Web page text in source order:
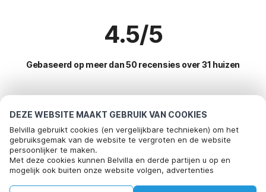
DEZE WEBSITE MAAKT GEBRUIK VAN COOKIES
Belvilla gebruikt cookies (en vergelijkbare technieken) om het
gebruiksgemak van de website te vergroten en de website
persoonlijker te maken.
Met deze cookies kunnen Belvilla en derde partijen u op en
mogelijk ook buiten onze website volgen, advertenties
4.5/5
Gebaseerd op meer dan 50 recensies over 31 huizen
Meest populaire bestemmingen voor
vakantie
Top steden met top voorzieningen voor vakantie
Vakantiehuis in skigebied riezlern-kleinwalsertal
Vakantiehuis in skigebied warth
Populaire voorzieningen voor vakantie in Lustenau
Bel om te boeken